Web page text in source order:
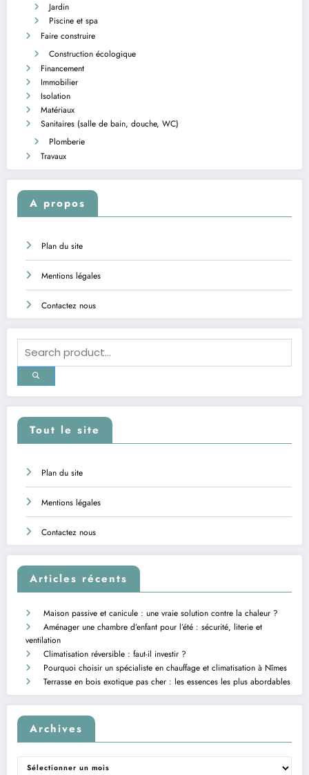
Jardin
Piscine et spa
Faire construire
Construction écologique
Financement
Immobilier
Isolation
Matériaux
Sanitaires (salle de bain, douche, WC)
Plomberie
Travaux
A propos
Plan du site
Mentions légales
Contactez nous
Tout le site
Plan du site
Mentions légales
Contactez nous
Articles récents
Maison passive et canicule : une vraie solution contre la chaleur ?
Aménager une chambre d’enfant pour l’été : sécurité, literie et
ventilation
Climatisation réversible : faut-il investir ?
Pourquoi choisir un spécialiste en chauffage et climatisation à Nîmes
Terrasse en bois exotique pas cher : les essences les plus abordables
Archives
Archives